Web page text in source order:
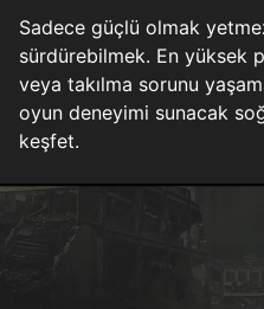
Sadece güçlü olmak
sürdürebilmek. En yüksek
veya takılma sorunu
oyun deneyimi sunacak
keşfet.